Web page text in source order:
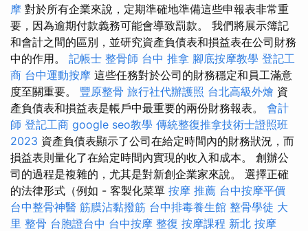
摩 對於所有企業來說，定期準確地準備這些申報表非常重
要，因為逾期付款義務可能會導致罰款。 我們將展示簿記
和會計之間的區別，並研究資產負債表和損益表在公司財務
中的作用。 記帳士 整骨師 台中 推拿 腳底按摩教學 登記工
商 台中運動按摩 這些任務對於公司的財務穩定和員工滿意
度至關重要。 豐原整骨 旅行社代辦護照 台北高級外燴 資
產負債表和損益表是帳戶中最重要的兩份財務報表。 會計
師 登記工商 google seo教學 傳統整復推拿技術士證照班
2023 資產負債表顯示了公司在給定時間內的財務狀況，而
損益表則量化了在給定時間內實現的收入和成本。 創辦公
司的過程是複雜的，尤其是對新創企業家來說。 選擇正確
的法律形式（例如 - 客製化菜單 按摩 推薦 台中按摩平價
台中整骨神醫 筋膜沾黏撥筋 台中排毒養生館 整骨學徒 大
里 整骨 台胞證台中 台中按摩 整復 按摩課程 新北 按摩